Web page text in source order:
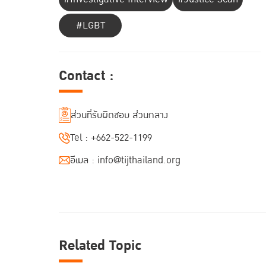
#LGBT
Contact :
ส่วนที่รับผิดชอบ ส่วนกลาง
Tel : +662-522-1199
อีเมล : info@tijthailand.org
Related Topic